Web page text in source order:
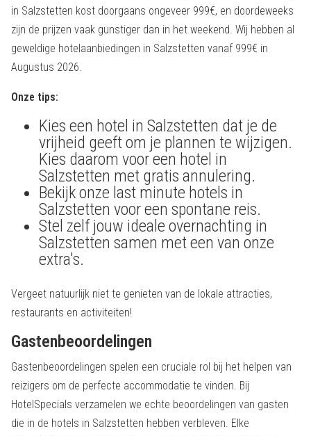
in Salzstetten kost doorgaans ongeveer 999€, en doordeweeks
zijn de prijzen vaak gunstiger dan in het weekend. Wij hebben al
geweldige hotelaanbiedingen in Salzstetten vanaf 999€ in
Augustus 2026.
Onze tips:
Kies een hotel in Salzstetten dat je de
vrijheid geeft om je plannen te wijzigen.
Kies daarom voor een hotel in
Salzstetten met gratis annulering.
Bekijk onze last minute hotels in
Salzstetten voor een spontane reis.
Stel zelf jouw ideale overnachting in
Salzstetten samen met een van onze
extra's.
Vergeet natuurlijk niet te genieten van de lokale attracties,
restaurants en activiteiten!
Gastenbeoordelingen
Gastenbeoordelingen spelen een cruciale rol bij het helpen van
reizigers om de perfecte accommodatie te vinden. Bij
HotelSpecials verzamelen we echte beoordelingen van gasten
die in de hotels in Salzstetten hebben verbleven. Elke